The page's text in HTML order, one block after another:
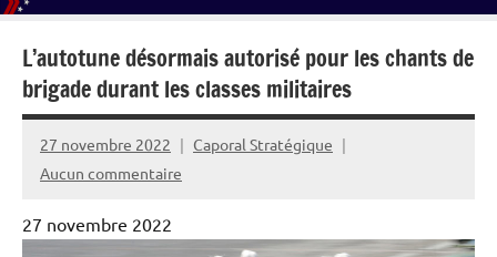
L’autotune désormais autorisé pour les chants de
brigade durant les classes militaires
27 novembre 2022
Caporal Stratégique
Aucun commentaire
27 novembre 2022